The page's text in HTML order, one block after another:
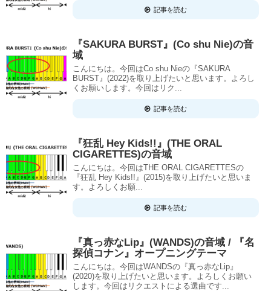
記事を読む
『SAKURA BURST』(Co shu Nie)の音
域
こんにちは。今回はCo shu Nieの『SAKURA
BURST』(2022)を取り上げたいと思います。よろし
くお願いします。今回はリク...
記事を読む
『狂乱 Hey Kids!!』(THE ORAL
CIGARETTES)の音域
こんにちは。今回はTHE ORAL CIGARETTESの
『狂乱 Hey Kids!!』(2015)を取り上げたいと思いま
す。よろしくお願...
記事を読む
『真っ赤なLip』(WANDS)の音域 / 『名
探偵コナン』オープニングテーマ
こんにちは。今回はWANDSの『真っ赤なLip』
(2020)を取り上げたいと思います。よろしくお願い
します。今回はリクエストによる選曲です...